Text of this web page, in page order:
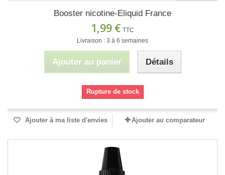
Booster nicotine-Eliquid France
1,99 € TTC
Livraison : 3 à 6 semaines
Ajouter au panier Détails
Rupture de stock
Ajouter à ma liste d'envies Ajouter au comparateur